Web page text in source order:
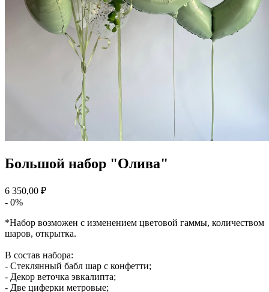
Большой набор "Олива"
6 350,00 ₽
- 0%
*Набор возможен с изменением цветовой гаммы, количеством
шаров, открытка.
В состав набора:
- Стеклянный бабл шар с конфетти;
- Декор веточка эвкалипта;
- Две циферки метровые;